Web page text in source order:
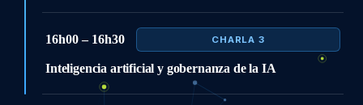
16h00 – 16h30 CHARLA 3
Inteligencia artificial y gobernanza de la IA